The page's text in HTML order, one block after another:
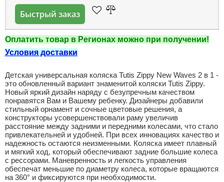
Быстрый заказ
Оплатить товар в Регионах можно при получении!
Условия доставки
Детская универсальная коляска Tutis Zippy New Waves 2 в 1 -
это обновленный вариант знаменитой коляски Tutis Zippy.
Новый яркий дизайн наряду с безупречным качеством
понравятся Вам и Вашему ребенку. Дизайнеры добавили
стильный орнамент и сочные цветовые решения, а
конструкторы усовершенствовали раму увеличив
расстояние между задними и передними колесами, что стало
привлекательней и удобней. При всех инновациях качество и
надежность остаются неизменными. Коляска имеет плавный
и мягкий ход, который обеспечивают задние большие колеса
с рессорами. Маневренность и легкость управления
обеспечат меньшие по диаметру колеса, которые вращаются
на 360° и фиксируются при необходимости.